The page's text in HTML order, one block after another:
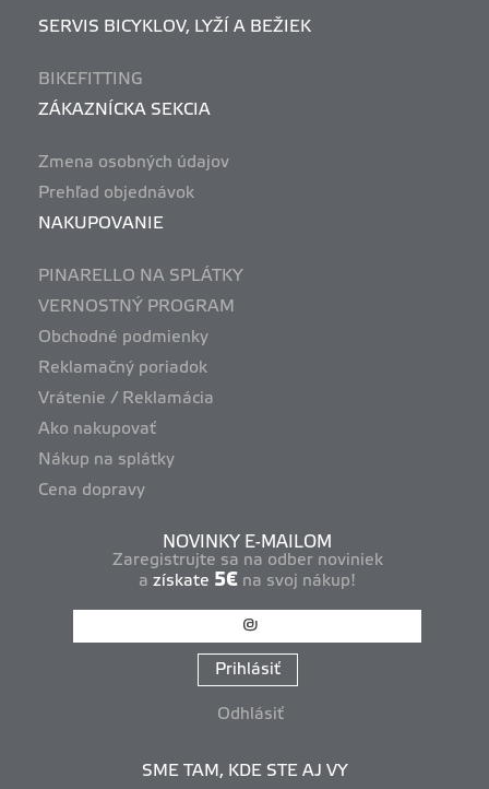
SERVIS BICYKLOV, LYŽÍ A BEŽIEK
BIKEFITTING
ZÁKAZNÍCKA SEKCIA
Zmena osobných údajov
Prehľad objednávok
NAKUPOVANIE
PINARELLO NA SPLÁTKY
VERNOSTNÝ PROGRAM
Obchodné podmienky
Reklamačný poriadok
Vrátenie / Reklamácia
Ako nakupovať
Nákup na splátky
Cena dopravy
NOVINKY E-MAILOM
Zaregistrujte sa na odber noviniek
a získate 5€ na svoj nákup!
Prihlásiť
Odhlásiť
SME TAM, KDE STE AJ VY